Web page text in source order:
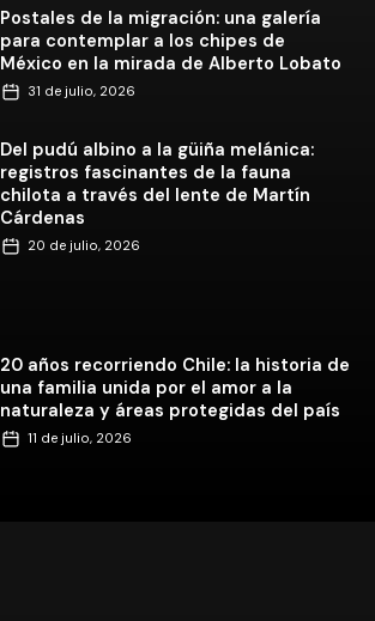
Postales de la migración: una galería
para contemplar a los chipes de
México en la mirada de Alberto Lobato
31 de julio, 2026
Del pudú albino a la güiña melánica:
registros fascinantes de la fauna
chilota a través del lente de Martín
Cárdenas
20 de julio, 2026
20 años recorriendo Chile: la historia de
una familia unida por el amor a la
naturaleza y áreas protegidas del país
11 de julio, 2026